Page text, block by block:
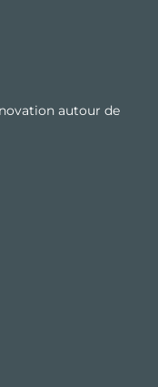
autour de